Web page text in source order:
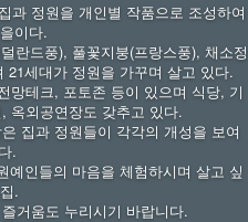
과 정원을 개인별 작품으로 조성하여
이다.
란드풍), 풀꽃지붕(프랑스풍), 채소정
21세대가 정원을 가꾸며 살고 있다.
망테크, 포토존 등이 있으며 식당, 기
옥외공연장도 갖추고 있다.
집과 정원들이 각각의 개성을 보여
.
예인들의 마음을 체험하시며 살고 싶
.
거움도 누리시기 바랍니다.